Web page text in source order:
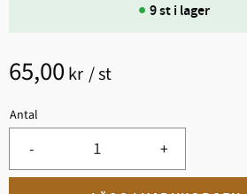
65,00 kr /st
Antal
+
-
9 st i lager